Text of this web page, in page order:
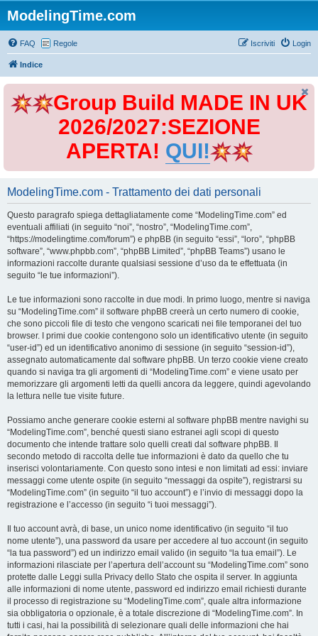
ModelingTime.com
FAQ Regole Login
Iscriviti
Indice
Group Build MADE IN UK
2026/2027:SEZIONE
APERTA! QUI!
ModelingTime.com - Trattamento dei dati personali
Questo paragrafo spiega dettagliatamente come “ModelingTime.com” ed
eventuali affiliati (in seguito “noi”, “nostro”, “ModelingTime.com”,
“https://modelingtime.com/forum”) e phpBB (in seguito “essi”, “loro”, “phpBB
software”, “www.phpbb.com”, “phpBB Limited”, “phpBB Teams”) usano le
informazioni raccolte durante qualsiasi sessione d’uso da te effettuata (in
seguito “le tue informazioni”).
Le tue informazioni sono raccolte in due modi. In primo luogo, mentre si naviga
su “ModelingTime.com” il software phpBB creerà un certo numero di cookie,
che sono piccoli file di testo che vengono scaricati nei file temporanei del tuo
browser. I primi due cookie contengono solo un identificativo utente (in seguito
“user-id”) ed un identificativo anonimo di sessione (in seguito “session-id”),
assegnato automaticamente dal software phpBB. Un terzo cookie viene creato
quando si naviga tra gli argomenti di “ModelingTime.com” e viene usato per
memorizzare gli argomenti letti da quelli ancora da leggere, quindi agevolando
la lettura nelle tue visite future.
Possiamo anche generare cookie esterni al software phpBB mentre navighi su
“ModelingTime.com”, benché questi siano estranei agli scopi di questo
documento che intende trattare solo quelli creati dal software phpBB. Il
secondo metodo di raccolta delle tue informazioni è dato da quello che tu
inserisci volontariamente. Con questo sono intesi e non limitati ad essi: inviare
messaggi come utente ospite (in seguito “messaggi da ospite”), registrarsi su
“ModelingTime.com” (in seguito “il tuo account”) e l’invio di messaggi dopo la
registrazione e l’accesso (in seguito “i tuoi messaggi”).
Il tuo account avrà, di base, un unico nome identificativo (in seguito “il tuo
nome utente”), una password da usare per accedere al tuo account (in seguito
“la tua password”) ed un indirizzo email valido (in seguito “la tua email”). Le
informazioni rilasciate per l’apertura dell’account su “ModelingTime.com” sono
protette dalle Leggi sulla Privacy dello Stato che ospita il server. In aggiunta
alle informazioni di nome utente, password ed indirizzo email richiesti durante
il processo di registrazione su “ModelingTime.com”, quale altra informazione
sia obbligatoria o opzionale, è a totale discrezione di “ModelingTime.com”. In
tutti i casi, hai la possibilità di selezionare quali delle informazioni che hai